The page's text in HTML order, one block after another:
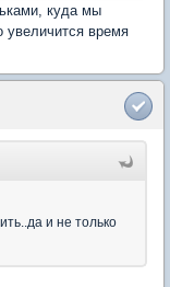
куда мы
увеличится время
и не только